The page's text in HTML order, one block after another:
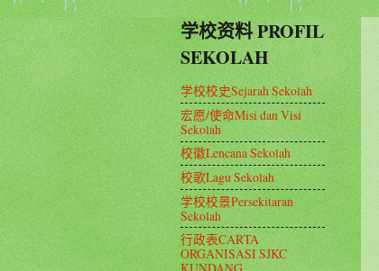
学校资料 PROFIL
SEKOLAH
学校校史Sejarah Sekolah
宏愿/使命Misi dan Visi
Sekolah
校徽Lencana Sekolah
校歌Lagu Sekolah
学校校景Persekitaran
Sekolah
行政表CARTA
ORGANISASI SJKC